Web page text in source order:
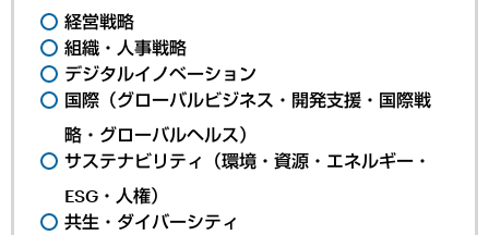
経営戦略
組織・人事戦略
デジタルイノベーション
国際（グローバルビジネス・開発支援・国際戦
略・グローバルヘルス）
サステナビリティ（環境・資源・エネルギー・
ESG・人権）
共生・ダイバーシティ